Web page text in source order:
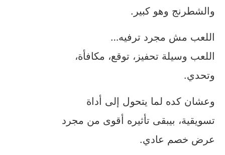
والشطرنج وهو كبير.
اللعب مش مجرد ترفيه…
اللعب وسيلة تحفيز، توقع، مكافأة،
وتحدي.
وعشان كده لما يتحول إلى أداة
تسويقية، بيبقى تأثيره أقوى من مجرد
عرض خصم عادي.